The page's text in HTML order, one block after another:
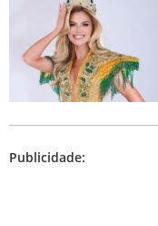
Publicidade: